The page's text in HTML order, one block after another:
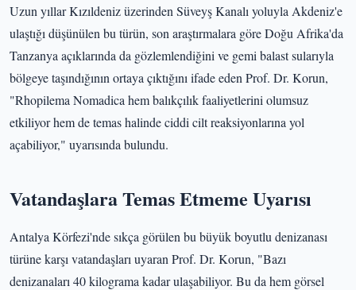
Uzun yıllar Kızıldeniz üzerinden Süveyş Kanalı yoluyla Akdeniz'e
ulaştığı düşünülen bu türün, son araştırmalara göre Doğu Afrika'da
Tanzanya açıklarında da gözlemlendiğini ve gemi balast sularıyla
bölgeye taşındığının ortaya çıktığını ifade eden Prof. Dr. Korun,
"Rhopilema Nomadica hem balıkçılık faaliyetlerini olumsuz
etkiliyor hem de temas halinde ciddi cilt reaksiyonlarına yol
açabiliyor," uyarısında bulundu.
Vatandaşlara Temas Etmeme Uyarısı
Antalya Körfezi'nde sıkça görülen bu büyük boyutlu denizanası
türüne karşı vatandaşları uyaran Prof. Dr. Korun, "Bazı
denizanaları 40 kilograma kadar ulaşabiliyor. Bu da hem görsel